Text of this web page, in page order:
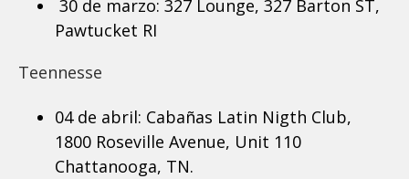
30 de marzo: 327 Lounge, 327 Barton ST,
Pawtucket RI
Teennesse
04 de abril: Cabañas Latin Nigth Club,
1800 Roseville Avenue, Unit 110
Chattanooga, TN.